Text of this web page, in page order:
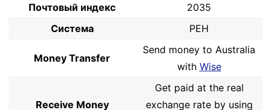
Почтовый индекс
2035
Система
PEH
Money Transfer
Send money to Australia
with Wise
Receive Money
Get paid at the real
exchange rate by using